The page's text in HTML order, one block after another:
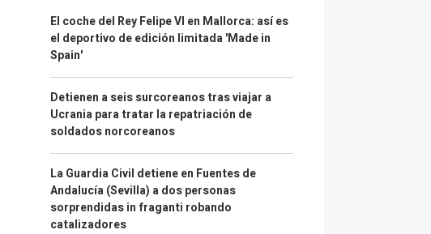
El coche del Rey Felipe VI en Mallorca: así es
el deportivo de edición limitada 'Made in
Spain'
Detienen a seis surcoreanos tras viajar a
Ucrania para tratar la repatriación de
soldados norcoreanos
La Guardia Civil detiene en Fuentes de
Andalucía (Sevilla) a dos personas
sorprendidas in fraganti robando
catalizadores